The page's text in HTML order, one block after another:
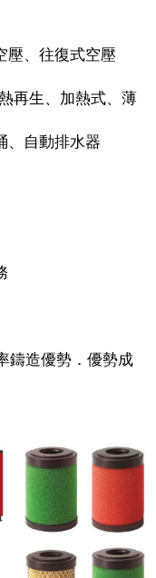
壓、往復式空壓
再生、加熱式、薄
、自動排水器
鑄造優勢．優勢成